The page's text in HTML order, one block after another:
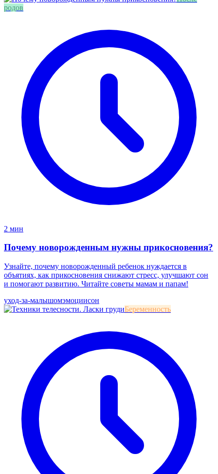
родов
2 мин
Почему новорожденным нужны прикосновения?
Узнайте, почему новорожденный ребенок нуждается в
объятиях, как прикосновения снижают стресс, улучшают сон
и помогают развитию. Читайте советы мамам и папам!
уход-за-малышомэмоциисон
Беременность